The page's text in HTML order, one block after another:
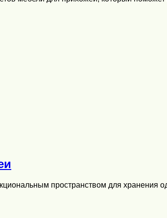
пространством для хранения